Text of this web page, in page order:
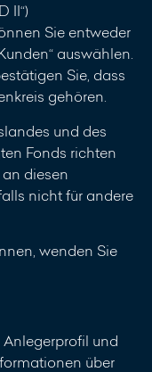
II“)
Sie entweder
auswählen.
Sie, dass
gehören.
und des
Fonds richten
diesen
nicht für andere
wenden Sie
und
über